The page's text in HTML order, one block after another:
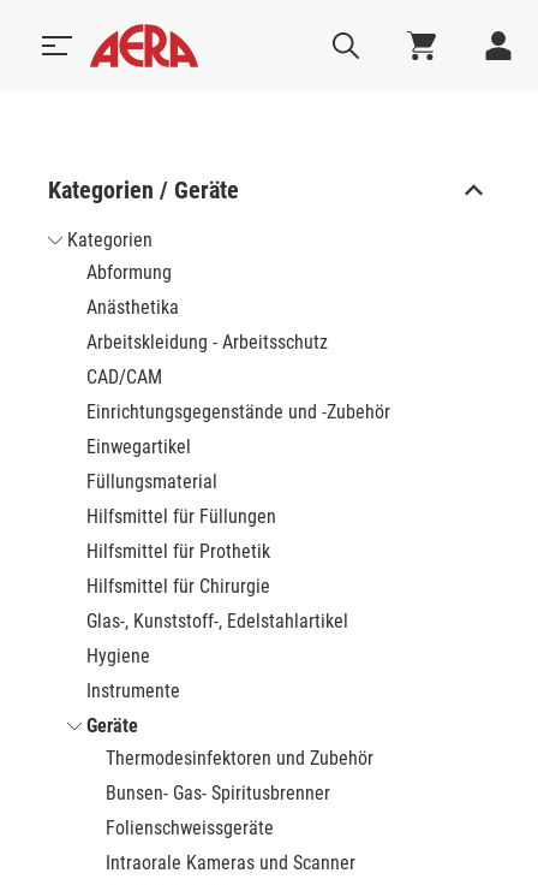
Kategorien / Geräte
Kategorien
Abformung
Anästhetika
Arbeitskleidung - Arbeitsschutz
CAD/CAM
Einrichtungsgegenstände und -Zubehör
Einwegartikel
Füllungsmaterial
Hilfsmittel für Füllungen
Hilfsmittel für Prothetik
Hilfsmittel für Chirurgie
Glas-, Kunststoff-, Edelstahlartikel
Hygiene
Instrumente
Geräte
Thermodesinfektoren und Zubehör
Bunsen- Gas- Spiritusbrenner
Folienschweissgeräte
Intraorale Kameras und Scanner